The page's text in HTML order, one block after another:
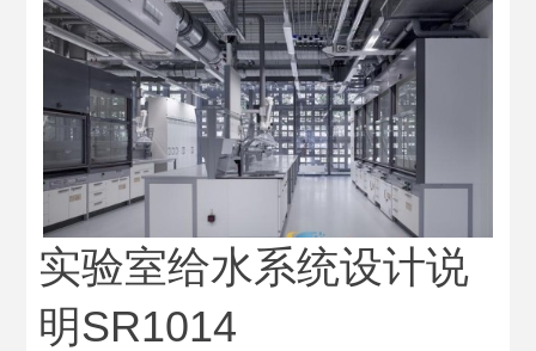
实验室给水系统设计说
明SR1014